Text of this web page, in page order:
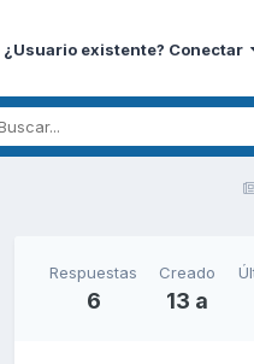
¿Usuario existente? Conectar
Respuestas
6
Creado
13 a